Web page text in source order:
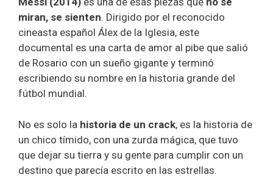
miran, se sienten. Dirigido por el reconocido
cineasta español Álex de la Iglesia, este
documental es una carta de amor al pibe que salió
de Rosario con un sueño gigante y terminó
escribiendo su nombre en la historia grande del
fútbol mundial.
No es solo la historia de un crack, es la historia de
un chico tímido, con una zurda mágica, que tuvo
que dejar su tierra y su gente para cumplir con un
destino que parecía escrito en las estrellas.